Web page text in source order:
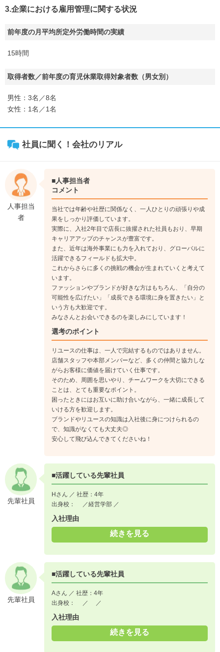
3.企業における雇用管理に関する状況
前年度の月平均所定外労働時間の実績
15時間
取得者数／前年度の育児休業取得対象者数（男女別）
男性：3名／8名
女性：1名／1名
社員に聞く！会社のリアル
人事担当
者
■人事担当者
コメント
当社では年齢や社歴に関係なく、一人ひとりの頑張りや成
果をしっかり評価しています。
実際に、入社2年目で店長に抜擢された社員もおり、早期
キャリアアップのチャンスが豊富です。
また、近年は海外事業にも力を入れており、グローバルに
活躍できるフィールドも拡大中。
これからさらに多くの挑戦の機会が生まれていくと考えて
います。
ファッションやブランドが好きな方はもちろん、「自分の
可能性を広げたい」「成長できる環境に身を置きたい」と
いう方も大歓迎です。
みなさんとお会いできるのを楽しみにしています！
選考のポイント
リユースの仕事は、一人で完結するものではありません。
店舗スタッフや本部メンバーなど、多くの仲間と協力しな
がらお客様に価値を届けていく仕事です。
そのため、周囲を思いやり、チームワークを大切にできる
ことは、とても重要なポイント。
困ったときにはお互いに助け合いながら、一緒に成長して
いける方を歓迎します。
ブランドやリユースの知識は入社後に身につけられるの
で、知識がなくても大丈夫◎
安心して飛び込んできてくださいね！
先輩社員
■活躍している先輩社員
Hさん ／ 社歴：4年
出身校： ／経営学部 ／
入社理由
続きを見る
先輩社員
■活躍している先輩社員
Aさん ／ 社歴：4年
出身校： ／ ／
入社理由
続きを見る